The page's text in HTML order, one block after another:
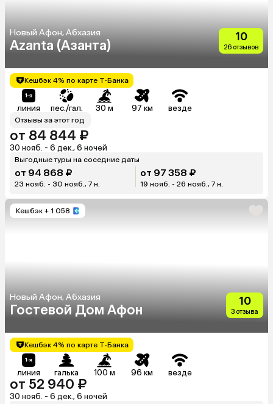
Новый Афон, Абхазия
Azanta (Азанта)
10
26 отзывов
Кешбэк 4% по карте Т-Банка
линия пес./гал. 30 м 97 км везде
Отзывы за этот год
от 84 844 ₽
30 нояб. - 6 дек., 6 ночей
Выгодные туры на соседние даты
от 94 868 ₽
23 нояб. - 30 нояб., 7 н.
от 97 358 ₽
19 нояб. - 26 нояб., 7 н.
Кешбэк + 1 058
Новый Афон, Абхазия
Гостевой Дом Афон
10
3 отзыва
Кешбэк 4% по карте Т-Банка
линия галька 100 м 96 км везде
от 52 940 ₽
30 нояб. - 6 дек., 6 ночей